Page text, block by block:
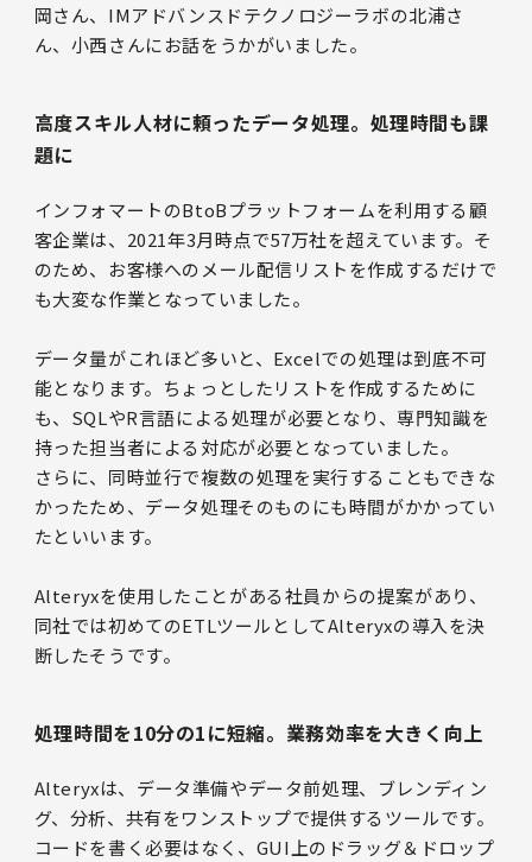
岡さん、IMアドバンスドテクノロジーラボの北浦さ
ん、小西さんにお話をうかがいました。
高度スキル人材に頼ったデータ処理。処理時間も課
題に
インフォマートのBtoBプラットフォームを利用する顧
客企業は、2021年3月時点で57万社を超えています。そ
のため、お客様へのメール配信リストを作成するだけで
も大変な作業となっていました。
データ量がこれほど多いと、Excelでの処理は到底不可
能となります。ちょっとしたリストを作成するために
も、SQLやR言語による処理が必要となり、専門知識を
持った担当者による対応が必要となっていました。
さらに、同時並行で複数の処理を実行することもできな
かったため、データ処理そのものにも時間がかかってい
たといいます。
Alteryxを使用したことがある社員からの提案があり、
同社では初めてのETLツールとしてAlteryxの導入を決
断したそうです。
処理時間を10分の1に短縮。業務効率を大きく向上
Alteryxは、データ準備やデータ前処理、ブレンディン
グ、分析、共有をワンストップで提供するツールです。
コードを書く必要はなく、GUI上のドラッグ＆ドロップ